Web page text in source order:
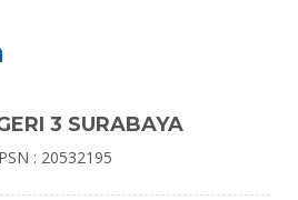
3 SURABAYA
: 20532195